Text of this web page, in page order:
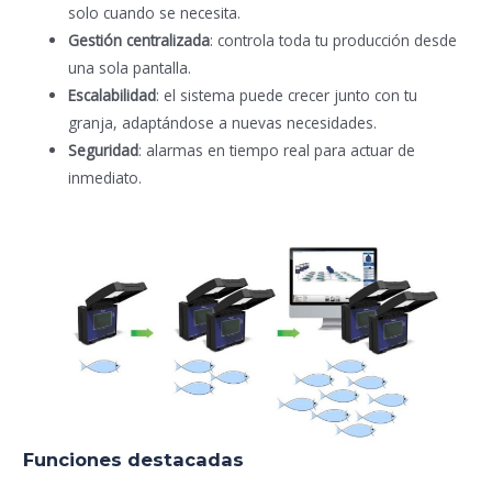
solo cuando se necesita.
Gestión centralizada: controla toda tu producción desde
una sola pantalla.
Escalabilidad: el sistema puede crecer junto con tu
granja, adaptándose a nuevas necesidades.
Seguridad: alarmas en tiempo real para actuar de
inmediato.
Funciones destacadas